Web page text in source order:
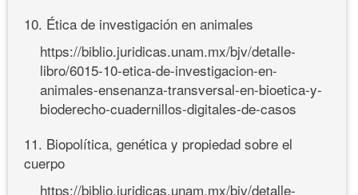
10. Ética de investigación en animales
https://biblio.juridicas.unam.mx/bjv/detalle-
libro/6015-10-etica-de-investigacion-en-
animales-ensenanza-transversal-en-bioetica-y-
bioderecho-cuadernillos-digitales-de-casos
11. Biopolítica, genética y propiedad sobre el
cuerpo
https://biblio.juridicas.unam.mx/bjv/detalle-